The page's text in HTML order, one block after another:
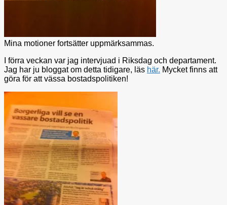
Mina motioner fortsätter uppmärksammas.
I förra veckan var jag intervjuad i Riksdag och departament.
Jag har ju bloggat om detta tidigare, läs här. Mycket finns att
göra för att vässa bostadspolitiken!